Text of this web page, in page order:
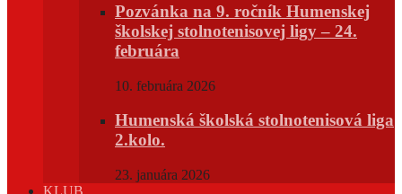
Pozvánka na 9. ročník Humenskej
školskej stolnotenisovej ligy – 24.
februára
10. februára 2026
Humenská školská stolnotenisová liga
2.kolo.
23. januára 2026
KLUB